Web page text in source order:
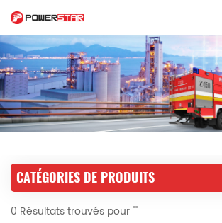
au service des camions de pompiers depuis
English
Deutsch русский
português
العربية
CATÉGORIES DE PRODUITS
0 Résultats trouvés pour ""